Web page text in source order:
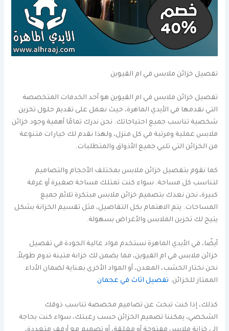
تفصيل خزائن ملابس في ام القيوين
تفصيل خزائن ملابس في ام القيوين هو أحد الخدمات المتخصصة
التي نقدمها في الأيدي الماهرة، حيث نعمل على تقديم حلول تخزين
شخصية تناسب جميع احتياجاتك. نحن ندرك تمامًا أهمية وجود خزائن
ملابس عملية ومرتبة في كل منزل، ولهذا نقدم لك خيارات متنوعة
من الخزائن التي تلبي جميع الأذواق والمتطلبات.
كما نقوم بتفصيل خزائن ملابس بمختلف الأحجام والتصاميم
لتناسب كل مساحة. سواء كنت تمتلك مساحة صغيرة أو غرفة
كبيرة، نحن نعدك بتصميم خزائن ملابس مبتكرة تلائم جميع
المساحات. يتم الاهتمام بكل التفاصيل، مثل تقسيم الخزانة بشكل
يتيح لك تخزين الملابس والأغراض بسهولة.
أيضًا، في الأيدي الماهرة نستخدم مواد عالية الجودة في تفصيل
خزائن ملابس في ام القيوين، مما يضمن لك خزانة متينة تدوم طويلاً.
نحن نختار الخشب، المعدن، أو المواد الأخرى بعناية لضمان الأداء
الممتاز للخزائن. تفصيل اثاث في عجمان
كذلك، إذا كنت تبحث عن تصاميم مخصصة تناسب ذوقك
الشخصي، يمكننا تصميم الخزائن حسب رغبتك، سواء كنت بحاجة